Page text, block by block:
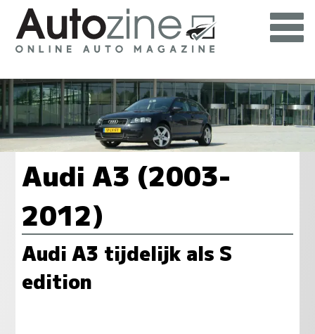
Audi A3 (2003-
2012)
Audi A3 tijdelijk als S
edition